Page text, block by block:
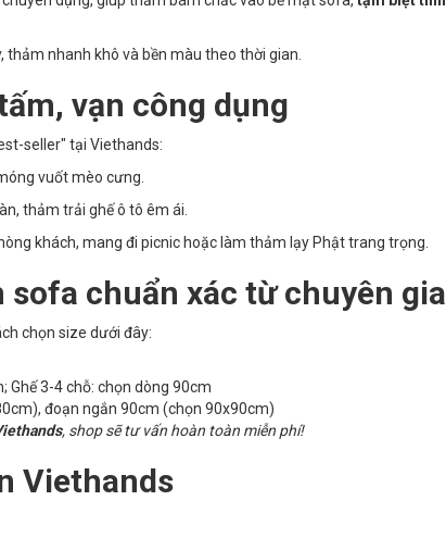
nhanh khô và bền màu theo thời gian.
vạn công dụng
seller" tại Viethands:
vuốt mèo cưng.
thảm trải ghế ô tô êm ái.
khách, mang đi picnic hoặc làm thảm lạy Phật trang trọng.
chuẩn xác từ chuyên gia
chọn size dưới đây:
Ghế 3-4 chỗ: chọn dòng 90cm
đoạn ngắn 90cm (chọn 90x90cm)
, shop sẽ tư vấn hoàn toàn miễn phí!
Viethands